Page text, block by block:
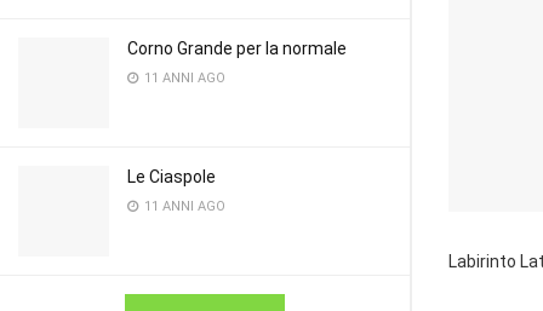
Corno Grande per la normale
11 ANNI AGO
Le Ciaspole
11 ANNI AGO
Labirinto